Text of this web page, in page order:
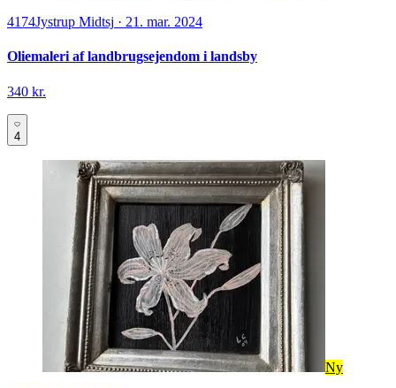
4174Jystrup Midtsj · 21. mar. 2024
Oliemaleri af landbrugsejendom i landsby
340 kr.
4
Ny